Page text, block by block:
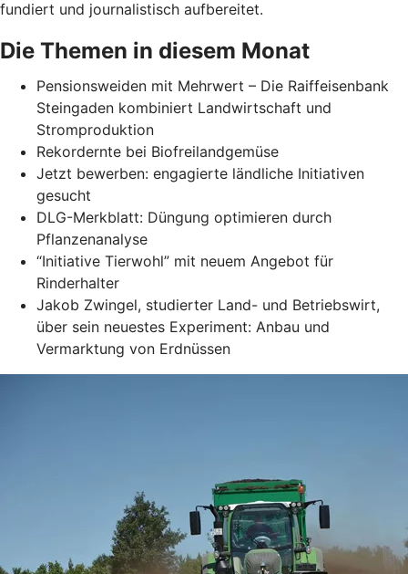
fundiert und journalistisch aufbereitet.
Die Themen in diesem Monat
Pensionsweiden mit Mehrwert – Die Raiffeisenbank
Steingaden kombiniert Landwirtschaft und
Stromproduktion
Rekordernte bei Biofreilandgemüse
Jetzt bewerben: engagierte ländliche Initiativen
gesucht
DLG-Merkblatt: Düngung optimieren durch
Pflanzenanalyse
“Initiative Tierwohl” mit neuem Angebot für
Rinderhalter
Jakob Zwingel, studierter Land- und Betriebswirt,
über sein neuestes Experiment: Anbau und
Vermarktung von Erdnüssen